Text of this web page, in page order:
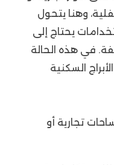
وهنا يتحول
يحتاج إلى
في هذه الحالة
السكنية
تجارية أو